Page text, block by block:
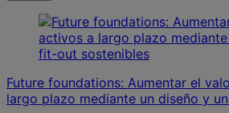
Future foundations: Aumentar el
largo plazo mediante un diseño y